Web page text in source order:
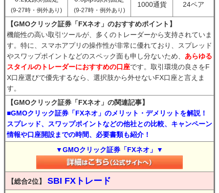
(9-27時・例外あり) (9-27時・例外あり)
1000通貨 24ペア
【GMOクリック証券「FXネオ」のおすすめポイント】
機能性の高い取引ツールが、多くのトレーダーから支持されていま
す。特に、スマホアプリの操作性が非常に優れており、スプレッド
やスワップポイントなどのスペック面も申し分ないため、 あらゆる
スタイルのトレーダーにおすすめの口座です。取引環境の良さをF
X口座選びで優先するなら、選択肢から外せないFX口座と言えま
す。
【GMOクリック証券「FXネオ」の関連記事】
■GMOクリック証券「FXネオ」のメリット・デメリットを解説！
スプレッド、スワップポイントなどの他社との比較、キャンペーン
情報や口座開設までの時間、必要書類も紹介！
▼GMOクリック証券「FXネオ」▼
【総合2位】 SBI FXトレード